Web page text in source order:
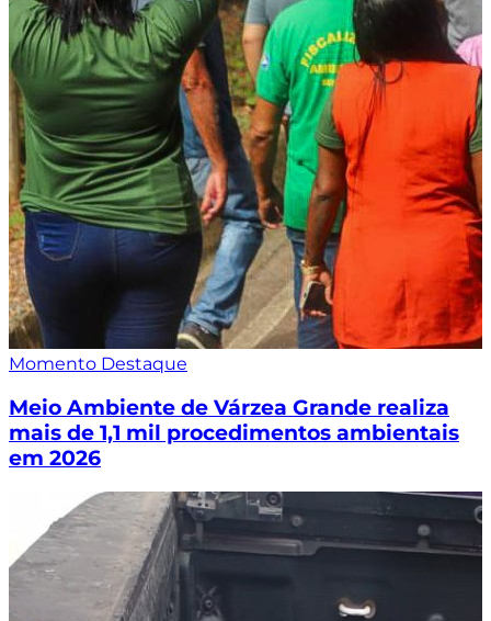
Momento Destaque
Meio Ambiente de Várzea Grande realiza
mais de 1,1 mil procedimentos ambientais
em 2026